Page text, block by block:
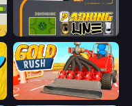
Parking Line
Gold Rush